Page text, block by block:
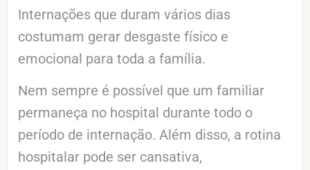
Internações que duram vários dias
costumam gerar desgaste físico e
emocional para toda a família.
Nem sempre é possível que um familiar
permaneça no hospital durante todo o
período de internação. Além disso, a rotina
hospitalar pode ser cansativa,